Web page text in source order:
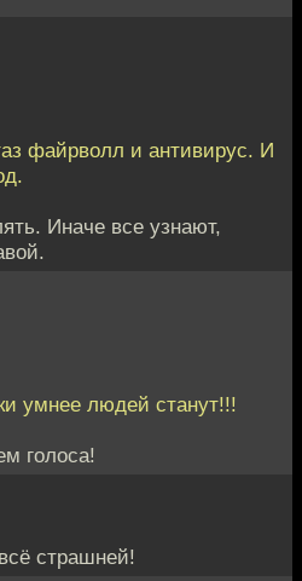
файрволл и антивирус. И
Иначе все узнают,
умнее людей станут!!!
голоса!
страшней!